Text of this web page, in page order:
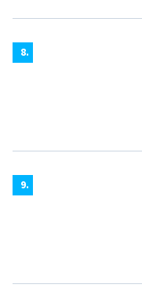
8.
9.